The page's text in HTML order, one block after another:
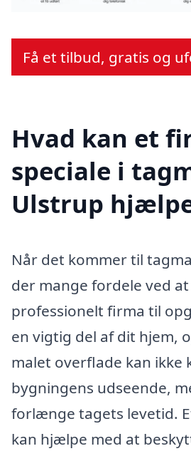
Få et tilbud, gratis og
Hvad kan et
speciale i
Ulstrup
Når det kommer til
der mange fordele ved
professionelt firma til
en vigtig del af dit hjem,
malet overflade kan ikke
bygningens udseende,
forlænge tagets levetid.
kan hjælpe med at